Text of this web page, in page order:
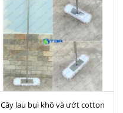
Cây lau bụi khô và ướt cotton